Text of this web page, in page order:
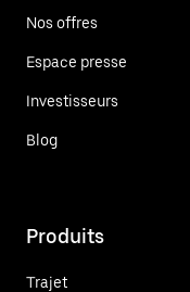
Nos offres
Espace presse
Investisseurs
Blog
Produits
Trajet